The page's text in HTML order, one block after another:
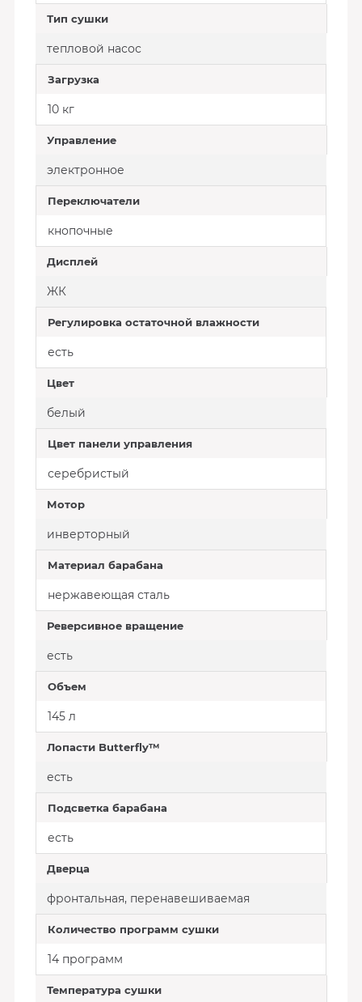
Тип сушки
тепловой насос
Загрузка
10 кг
Управление
электронное
Переключатели
кнопочные
Дисплей
ЖК
Регулировка остаточной влажности
есть
Цвет
белый
Цвет панели управления
серебристый
Мотор
инверторный
Материал барабана
нержавеющая сталь
Реверсивное вращение
есть
Объем
145 л
Лопасти Butterfly™
есть
Подсветка барабана
есть
Дверца
фронтальная, перенавешиваемая
Количество программ сушки
14 программ
Температура сушки